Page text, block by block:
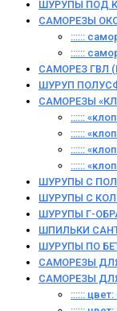
ШУРУПЫ ПОД
САМОРЕЗЫ
::::::
::::::
САМОРЕЗ ГВЛ
ШУРУП
САМОРЕЗЫ
::::::
::::::
::::::
::::::
ШУРУПЫ С
ШУРУПЫ С
ШУРУПЫ Г-
ШПИЛЬКИ
ШУРУПЫ ПО
САМОРЕЗЫ
САМОРЕЗЫ
::::::